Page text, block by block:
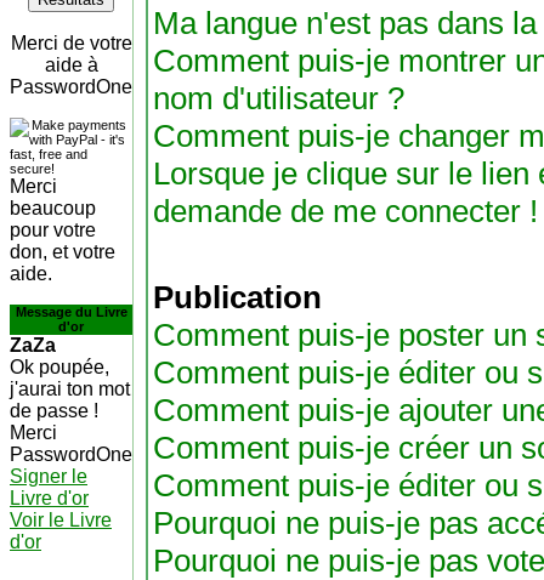
Merci de votre
aide à
PasswordOne
Merci
beaucoup
pour votre
don, et votre
aide.
Message du Livre
d'or
ZaZa
Ok poupée,
j'aurai ton mot
de passe !
Merci
PasswordOne
Signer le
Livre d'or
Voir le Livre
d'or
Ma langue n'est pas dans
Comment puis-je montrer
nom d'utilisateur ?
Comment puis-je changer
Lorsque je clique sur le
demande de me connecter !
Publication
Comment puis-je poster un
Comment puis-je éditer ou
Comment puis-je ajouter
Comment puis-je créer un
Comment puis-je éditer ou
Pourquoi ne puis-je pas
Pourquoi ne puis-je pas